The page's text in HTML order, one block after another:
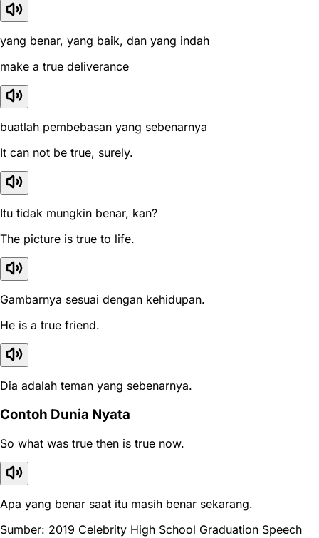
yang benar, yang baik, dan yang indah
make a true deliverance
buatlah pembebasan yang sebenarnya
It can not be true, surely.
Itu tidak mungkin benar, kan?
The picture is true to life.
Gambarnya sesuai dengan kehidupan.
He is a true friend.
Dia adalah teman yang sebenarnya.
Contoh Dunia Nyata
So what was true then is true now.
Apa yang benar saat itu masih benar sekarang.
Sumber: 2019 Celebrity High School Graduation Speech